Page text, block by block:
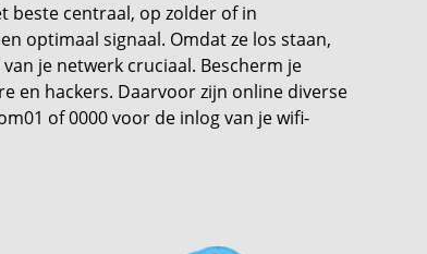
beste centraal, op zolder of in
optimaal signaal. Omdat ze los staan,
je netwerk cruciaal. Bescherm je
en hackers. Daarvoor zijn online diverse
of 0000 voor de inlog van je wifi-